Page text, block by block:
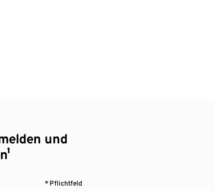
und
* Pflichtfeld